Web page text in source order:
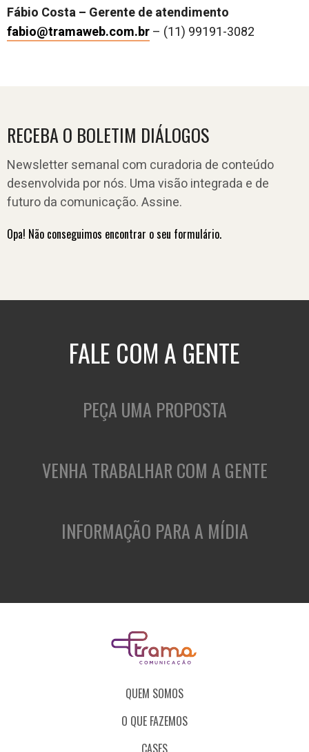
Fábio Costa – Gerente de atendimento
fabio@tramaweb.com.br– (11) 99191-3082
RECEBA O BOLETIM DIÁLOGOS
Newsletter semanal com curadoria de conteúdo
desenvolvida por nós. Uma visão integrada e de
futuro da comunicação. Assine.
Opa! Não conseguimos encontrar o seu formulário.
FALE COM A GENTE
PEÇA UMA PROPOSTA
VENHA TRABALHAR COM A GENTE
INFORMAÇÃO PARA A MÍDIA
QUEM SOMOS
O QUE FAZEMOS
CASES